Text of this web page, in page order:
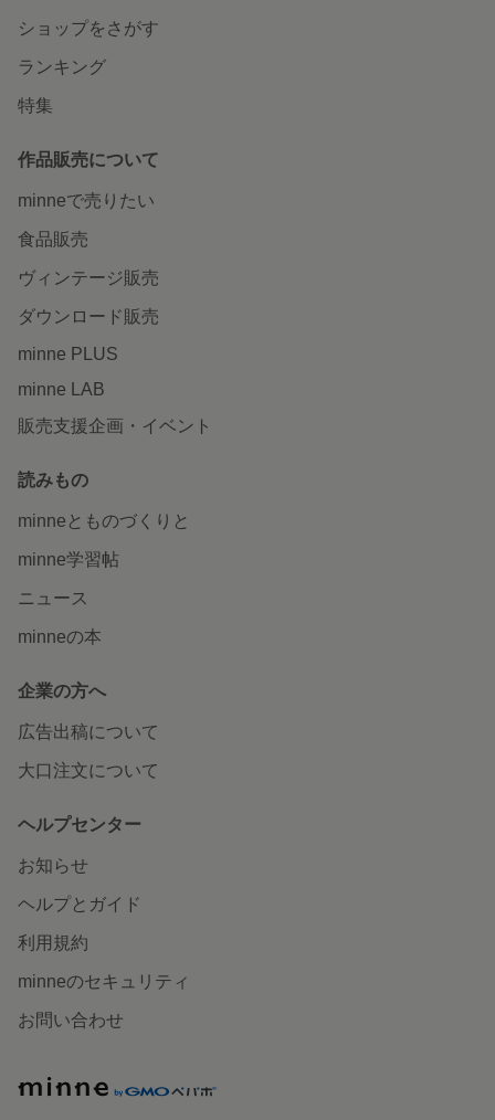
ショップをさがす
ランキング
特集
作品販売について
minneで売りたい
食品販売
ヴィンテージ販売
ダウンロード販売
minne PLUS
minne LAB
販売支援企画・イベント
読みもの
minneとものづくりと
minne学習帖
ニュース
minneの本
企業の方へ
広告出稿について
大口注文について
ヘルプセンター
お知らせ
ヘルプとガイド
利用規約
minneのセキュリティ
お問い合わせ